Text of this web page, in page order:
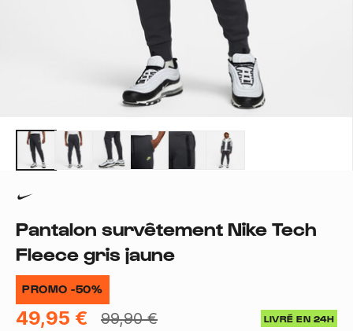
Pantalon survêtement Nike Tech
Fleece gris jaune
PROMO -50%
49,95 € 99,90 € LIVRÉ EN 24H